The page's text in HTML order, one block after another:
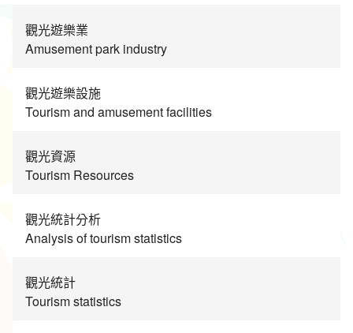
觀光遊樂業
Amusement park industry
觀光遊樂設施
Tourism and amusement facilities
觀光資源
Tourism Resources
觀光統計分析
Analysis of tourism statistics
觀光統計
Tourism statistics